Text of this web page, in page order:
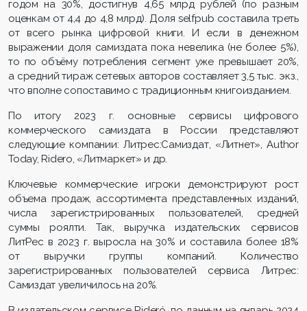
годом на 30%, достигнув 4,65 млрд рублей (по разным
оценкам от 4,4 до 4,8 млрд). Доля selfpub составила треть
от всего рынка цифровой книги. И если в денежном
выражении доля самиздата пока невелика (не более 5%),
то по объёму потребления сегмент уже превышает 20%,
а средний тираж сетевых авторов составляет 3,5 тыс. экз.,
что вполне сопоставимо с традиционным книгоизданием.
По итогу 2023 г. основные сервисы цифрового
коммерческого самиздата в России представляют
следующие компании: Литрес:Самиздат, «Литнет», Author
Today, Ridero, «Литмаркет» и др.
Ключевые коммерческие игроки демонстрируют рост
объема продаж, ассортимента представленных изданий,
числа зарегистрированных пользователей, средней
суммы роялти. Так, выручка издательских сервисов
ЛитРес в 2023 г. выросла на 30% и составила более 18%
от выручки группы компаний. Количество
зарегистрированных пользователей сервиса Литрес:
Самиздат увеличилось на 20%.